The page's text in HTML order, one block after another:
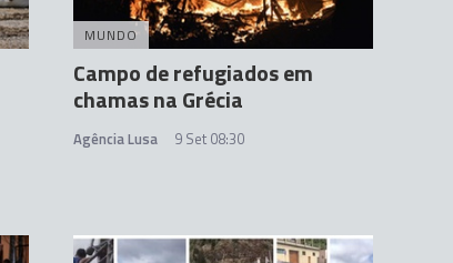
MUNDO
Campo de refugiados em
chamas na Grécia
Agência Lusa 9 Set 08:30